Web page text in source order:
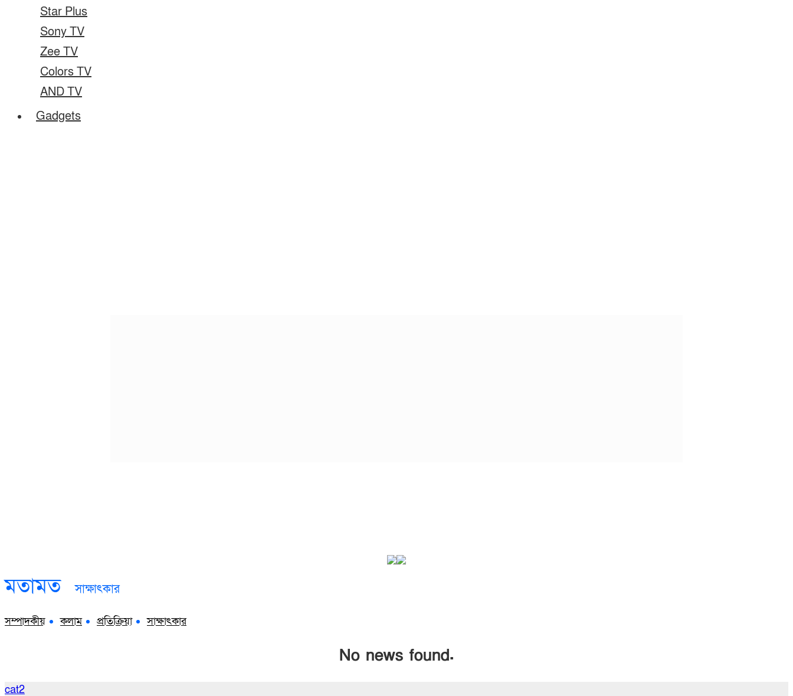
Star Plus
Sony TV
Zee TV
Colors TV
AND TV
Gadgets
মতামত সাক্ষাৎকার
সম্পাদকীয় কলাম প্রতিক্রিয়া সাক্ষাৎকার
No news found.
cat2